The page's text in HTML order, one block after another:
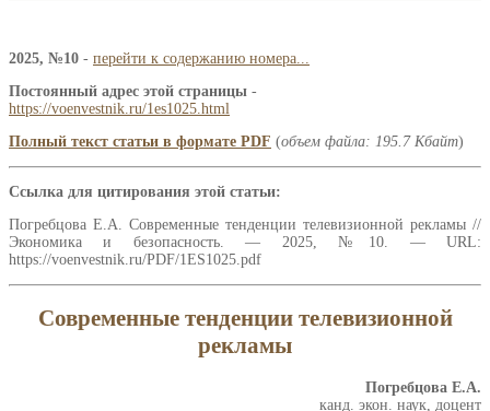
2025, №10 - перейти к содержанию номера...
Постоянный адрес этой страницы -
https://voenvestnik.ru/1es1025.html
Полный текст статьи в формате PDF (объем файла: 195.7 Кбайт)
Ссылка для цитирования этой статьи:
Погребцова Е.А. Современные тенденции телевизионной рекламы //
Экономика и безопасность. — 2025, №10. — URL:
https://voenvestnik.ru/PDF/1ES1025.pdf
Современные тенденции телевизионной
рекламы
Погребцова Е.А.
канд. экон. наук, доцент